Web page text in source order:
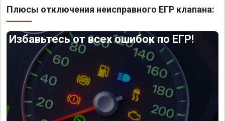
Плюсы отключения неисправного ЕГР клапана:
Избавьтесь от всех ошибок по ЕГР!